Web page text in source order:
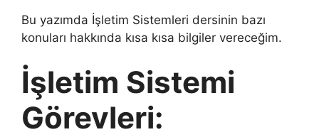
Bu yazımda İşletim Sistemleri dersinin bazı
konuları hakkında kısa kısa bilgiler vereceğim.
İşletim Sistemi
Görevleri: